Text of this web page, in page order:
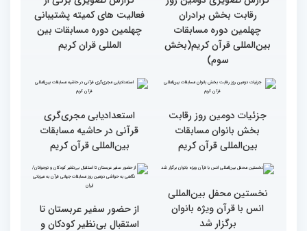
قاری آفریقایی: مسابقات
کشورهای زیادی رفته‌ام اما
حضور در ایران آرزویم بود
گزارش تصویری دومین روز
رقابت بخش برادران
چهلمین دوره مسابقات
بین‌المللی قرآن کریم(بخش
گزارش تصویری دومین روز
رقابت بخش برادران
چهلمین دوره مسابقات
بین‌المللی قرآن کریم(بخش
گزارش تصویری برگی از
فعالیت های کمیته پشتیبانی
چهلمین دوره مسابقات بین
المللی قران کریم